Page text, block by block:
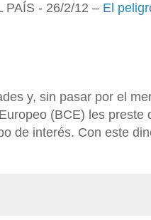
PAÍS - 26/2/12 – El
y, sin pasar por el
(BCE) les preste
de interés. Con este